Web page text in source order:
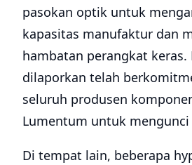
pasokan optik untuk
kapasitas manufaktur dan
hambatan perangkat
dilaporkan telah
seluruh produsen
Lumentum untuk mengunci
Di tempat lain, beberapa